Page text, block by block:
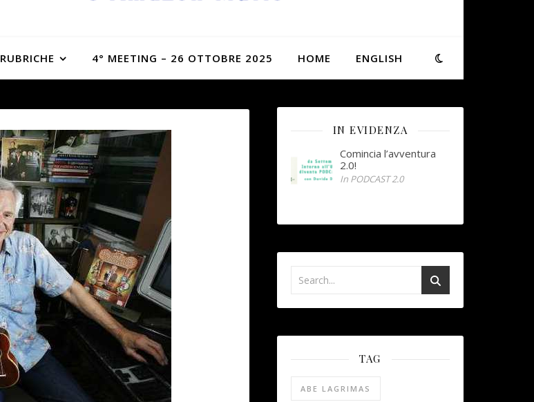
RUBRICHE 4° MEETING – 26 OTTOBRE 2025 HOME ENGLISH
IN EVIDENZA
Comincia l’avventura
2.0!
In PODCAST 2.0
TAG
ABE LAGRIMAS